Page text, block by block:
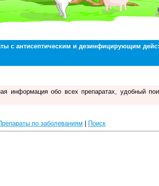
с антисептическим и дезинфицирующим
информация обо всех препаратах, удобный
по заболеваниям Поиск